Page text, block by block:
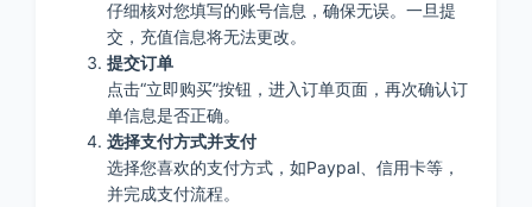
仔细核对您填写的账号信息，确保无误。一旦提
交，充值信息将无法更改。
提交订单
点击“立即购买”按钮，进入订单页面，再次确认订
单信息是否正确。
选择支付方式并支付
选择您喜欢的支付方式，如Paypal、信用卡等，
并完成支付流程。